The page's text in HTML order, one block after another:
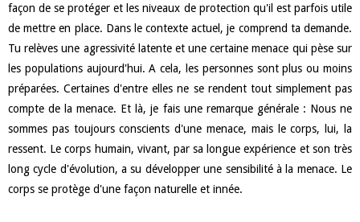
façon de se protéger et les niveaux de protection qu'il est parfois utile
de mettre en place. Dans le contexte actuel, je comprend ta demande.
Tu relèves une agressivité latente et une certaine menace qui pèse sur
les populations aujourd'hui. A cela, les personnes sont plus ou moins
préparées. Certaines d'entre elles ne se rendent tout simplement pas
compte de la menace. Et là, je fais une remarque générale : Nous ne
sommes pas toujours conscients d'une menace, mais le corps, lui, la
ressent. Le corps humain, vivant, par sa longue expérience et son très
long cycle d'évolution, a su développer une sensibilité à la menace. Le
corps se protège d'une façon naturelle et innée.